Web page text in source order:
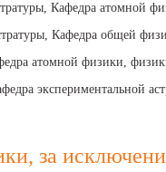
Кафедра атомной
Кафедра общей
атомной физики,
экспериментальной
за